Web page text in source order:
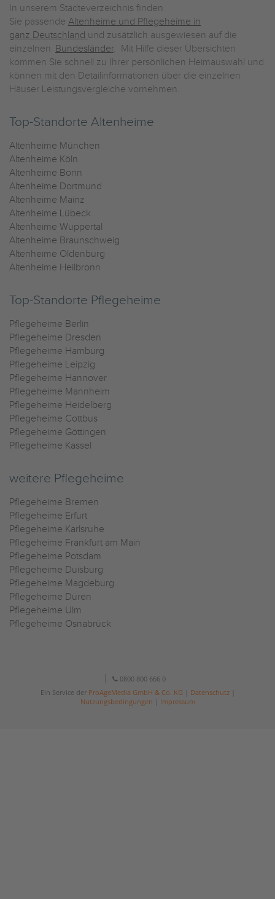
In unserem Städteverzeichnis finden
Sie passende Altenheime und Pflegeheime in
ganz Deutschland und zusätzlich ausgewiesen auf die
einzelnen Bundesländer. Mit Hilfe dieser Übersichten
kommen Sie schnell zu Ihrer persönlichen Heimauswahl und
können mit den Detailinformationen über die einzelnen
Häuser Leistungsvergleiche vornehmen.
Top-Standorte Altenheime
Altenheime München
Altenheime Köln
Altenheime Bonn
Altenheime Dortmund
Altenheime Mainz
Altenheime Lübeck
Altenheime Wuppertal
Altenheime Braunschweig
Altenheime Oldenburg
Altenheime Heilbronn
Top-Standorte Pflegeheime
Pflegeheime Berlin
Pflegeheime Dresden
Pflegeheime Hamburg
Pflegeheime Leipzig
Pflegeheime Hannover
Pflegeheime Mannheim
Pflegeheime Heidelberg
Pflegeheime Cottbus
Pflegeheime Göttingen
Pflegeheime Kassel
weitere Pflegeheime
Pflegeheime Bremen
Pflegeheime Erfurt
Pflegeheime Karlsruhe
Pflegeheime Frankfurt am Main
Pflegeheime Potsdam
Pflegeheime Duisburg
Pflegeheime Magdeburg
Pflegeheime Düren
Pflegeheime Ulm
Pflegeheime Osnabrück
0800 800 666 0
Ein Service der ProAgeMedia GmbH & Co. KG Datenschutz|
Nutzungsbedingungen
Impressum